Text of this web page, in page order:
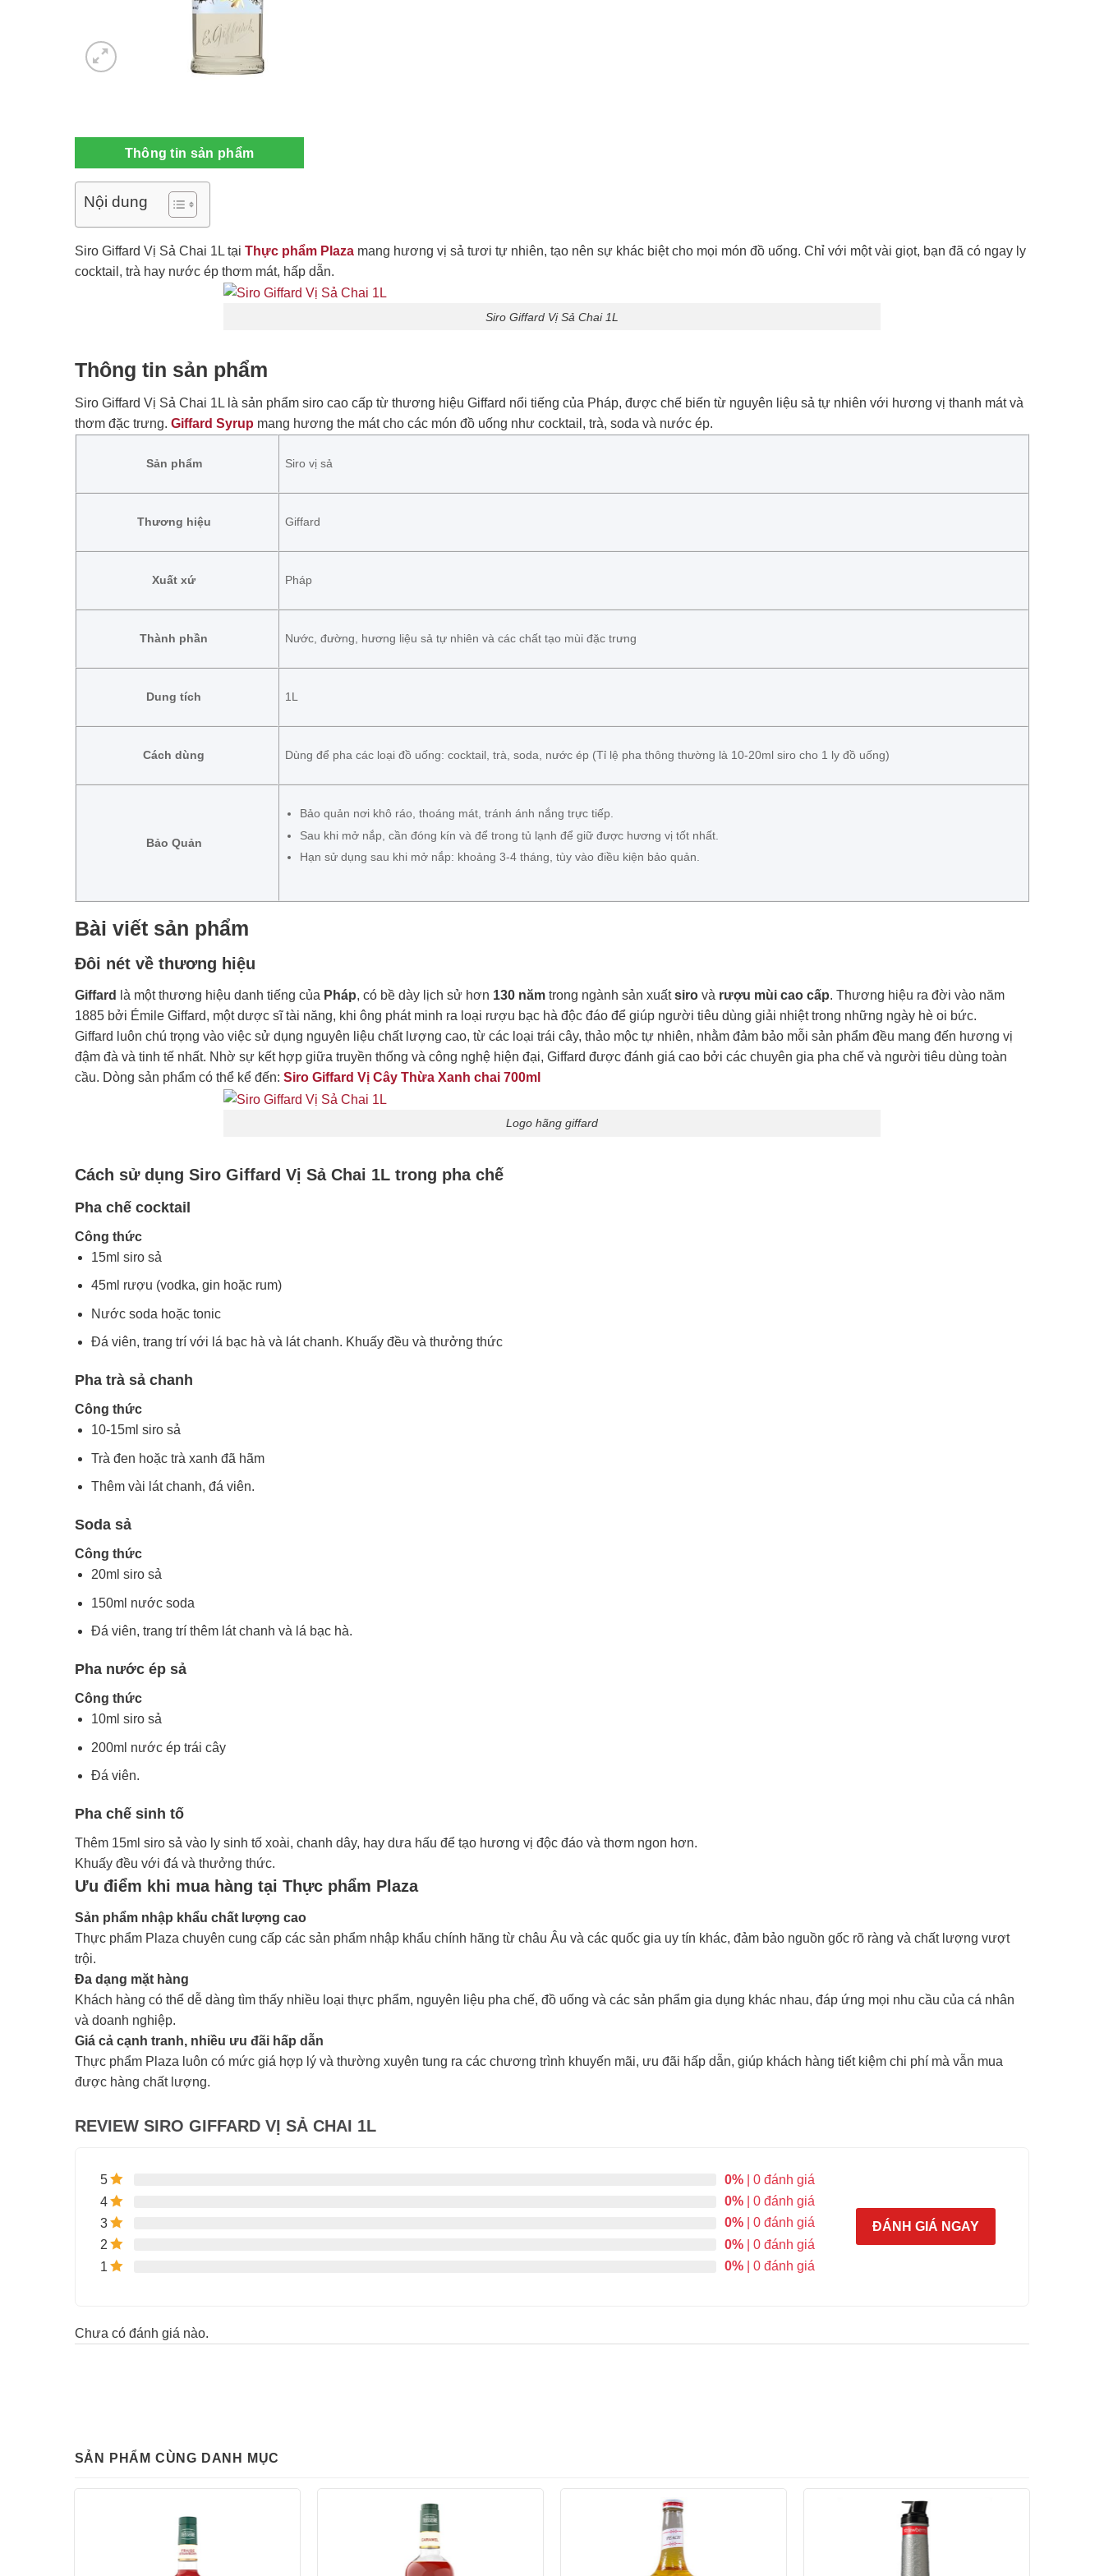
Thông tin sản phẩm
Nội dung
Siro Giffard Vị Sả Chai 1L tại Thực phẩm Plazamang hương vị sả tươi tự nhiên, tạo nên sự khác biệt cho mọi món đồ uống. Chỉ với một vài giọt, bạn đã có ngay ly
cocktail, trà hay nước ép thơm mát, hấp dẫn.
Siro Giffard Vị Sả Chai 1L
Thông tin sản phẩm
Siro Giffard Vị Sả Chai 1L là sản phẩm siro cao cấp từ thương hiệu Giffard nổi tiếng của Pháp, được chế biến từ nguyên liệu sả tự nhiên với hương vị thanh mát và
thơm đặc trưng. Giffard Syrup mang hương the mát cho các món đồ uống như cocktail, trà, soda và nước ép.
Sản phẩm Siro vị sả
Thương hiệu Giffard
Xuất xứ Pháp
Thành phần Nước, đường, hương liệu sả tự nhiên và các chất tạo mùi đặc trưng
Dung tích 1L
Cách dùng Dùng để pha các loại đồ uống: cocktail, trà, soda, nước ép (Tỉ lệ pha thông thường là 10-20ml siro cho 1 ly đồ uống)
Bảo Quản
Bảo quản nơi khô ráo, thoáng mát, tránh ánh nắng trực tiếp.
Sau khi mở nắp, cần đóng kín và để trong tủ lạnh để giữ được hương vị tốt nhất.
Hạn sử dụng sau khi mở nắp: khoảng 3-4 tháng, tùy vào điều kiện bảo quản.
Bài viết sản phẩm
Đôi nét về thương hiệu
Giffard là một thương hiệu danh tiếng của Pháp, có bề dày lịch sử hơn 130 nămtrong ngành sản xuấtsirovà rượu mùi cao cấp. Thương hiệu ra đời vào năm
1885 bởi Émile Giffard, một dược sĩ tài năng, khi ông phát minh ra loại rượu bạc hà độc đáo để giúp người tiêu dùng giải nhiệt trong những ngày hè oi bức.
Giffard luôn chú trọng vào việc sử dụng nguyên liệu chất lượng cao, từ các loại trái cây, thảo mộc tự nhiên, nhằm đảm bảo mỗi sản phẩm đều mang đến hương vị
đậm đà và tinh tế nhất. Nhờ sự kết hợp giữa truyền thống và công nghệ hiện đại, Giffard được đánh giá cao bởi các chuyên gia pha chế và người tiêu dùng toàn
cầu. Dòng sản phẩm có thể kể đến: Siro Giffard Vị Cây Thừa Xanh chai 700ml
Logo hãng giffard
Cách sử dụng Siro Giffard Vị Sả Chai 1L trong pha chế
Pha chế cocktail
Công thức
15ml siro sả
45ml rượu (vodka, gin hoặc rum)
Nước soda hoặc tonic
Đá viên, trang trí với lá bạc hà và lát chanh. Khuấy đều và thưởng thức
Pha trà sả chanh
Công thức
10-15ml siro sả
Trà đen hoặc trà xanh đã hãm
Thêm vài lát chanh, đá viên.
Soda sả
Công thức
20ml siro sả
150ml nước soda
Đá viên, trang trí thêm lát chanh và lá bạc hà.
Pha nước ép sả
Công thức
10ml siro sả
200ml nước ép trái cây
Đá viên.
Pha chế sinh tố
Thêm 15ml siro sả vào ly sinh tố xoài, chanh dây, hay dưa hấu để tạo hương vị độc đáo và thơm ngon hơn.
Khuấy đều với đá và thưởng thức.
Ưu điểm khi mua hàng tại Thực phẩm Plaza
Sản phẩm nhập khẩu chất lượng cao
Thực phẩm Plaza chuyên cung cấp các sản phẩm nhập khẩu chính hãng từ châu Âu và các quốc gia uy tín khác, đảm bảo nguồn gốc rõ ràng và chất lượng vượt
trội.
Đa dạng mặt hàng
Khách hàng có thể dễ dàng tìm thấy nhiều loại thực phẩm, nguyên liệu pha chế, đồ uống và các sản phẩm gia dụng khác nhau, đáp ứng mọi nhu cầu của cá nhân
và doanh nghiệp.
Giá cả cạnh tranh, nhiều ưu đãi hấp dẫn
Thực phẩm Plaza luôn có mức giá hợp lý và thường xuyên tung ra các chương trình khuyến mãi, ưu đãi hấp dẫn, giúp khách hàng tiết kiệm chi phí mà vẫn mua
được hàng chất lượng.
REVIEW SIRO GIFFARD VỊ SẢ CHAI 1L
5 0% | 0 đánh giá
4
0% | 0 đánh giá
3
0% | 0 đánh giá
2
0% | 0 đánh giá
1
0% | 0 đánh giá
ĐÁNH GIÁ NGAY
Chưa có đánh giá nào.
SẢN PHẨM CÙNG DANH MỤC